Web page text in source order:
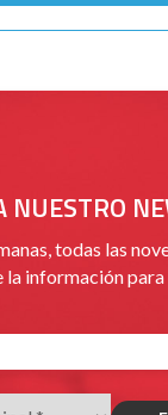
NUESTRO
todas las
información para